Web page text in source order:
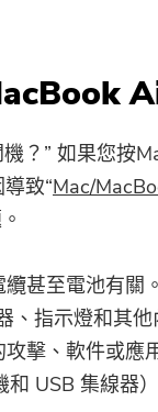
？” 如果您按
致“Mac/
甚至電池有關。
、指示燈和其他
擊、軟件或應
USB 集線器